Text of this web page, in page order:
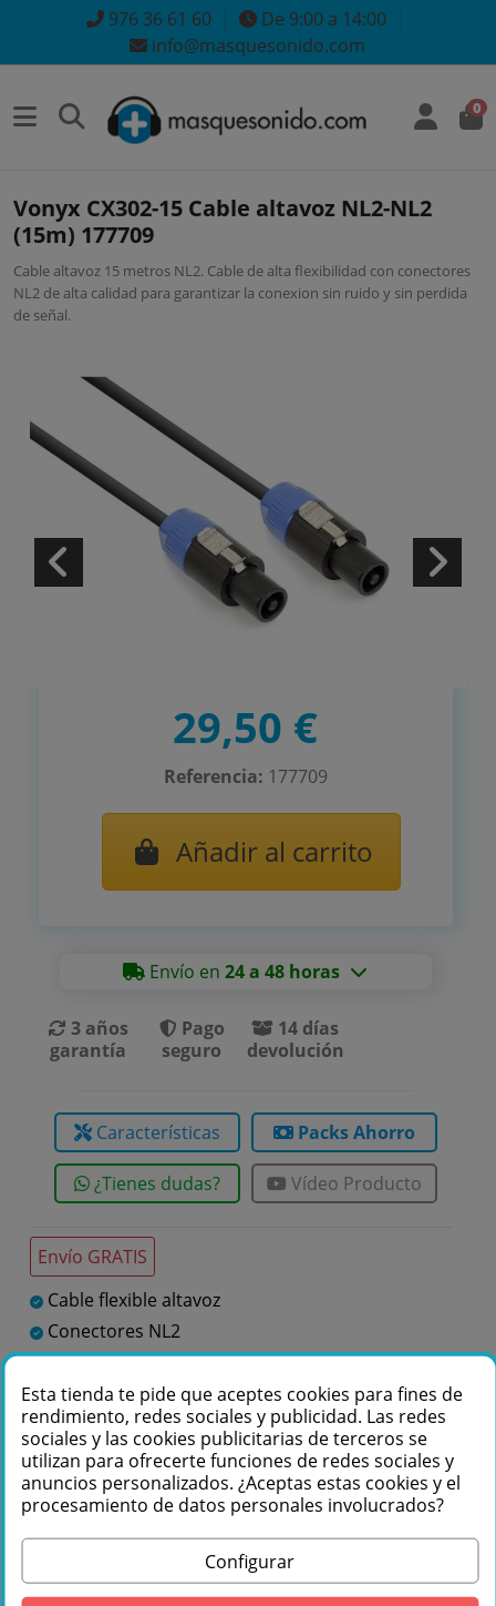
976 36 61 60
De 9:00 a 14:00
info@masquesonido.com
0
Vonyx CX302-15 Cable altavoz NL2-NL2
(15m) 177709
Cable altavoz 15 metros NL2. Cable de alta flexibilidad con conectores
NL2 de alta calidad para garantizar la conexion sin ruido y sin perdida
de señal.
Envío GRATIS
Cable flexible altavoz
Conectores NL2
Varias longitudes disponibles
Te podemos ayudar
+34 976 36 61 60
29,50 €
Referencia: 177709
Añadir al carrito
Envío en24 a 48 horas
3 años
garantía
Pago
seguro
14 días
devolución
Características Packs Ahorro
¿Tienes dudas? Vídeo Producto
Esta tienda te pide que aceptes cookies para fines de
rendimiento, redes sociales y publicidad. Las redes
sociales y las cookies publicitarias de terceros se
utilizan para ofrecerte funciones de redes sociales y
anuncios personalizados. ¿Aceptas estas cookies y el
procesamiento de datos personales involucrados?
Configurar